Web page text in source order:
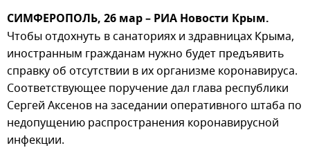
СИМФЕРОПОЛЬ, 26 мар – РИА Новости Крым.
Чтобы отдохнуть в санаториях и здравницах Крыма,
иностранным гражданам нужно будет предъявить
справку об отсутствии в их организме коронавируса.
Соответствующее поручение дал глава республики
Сергей Аксенов на заседании оперативного штаба по
недопущению распространения коронавирусной
инфекции.